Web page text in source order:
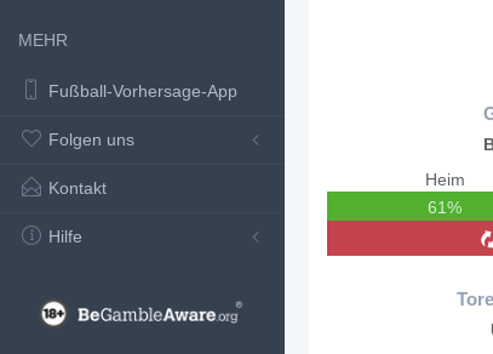
MEHR
Fußball-Vorhersage-App
Folgen uns
Kontakt
Hilfe
Heim
61%